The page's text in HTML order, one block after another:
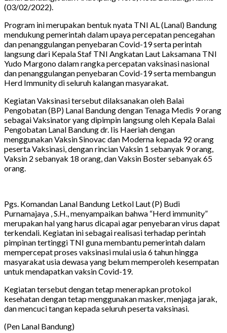
(03/02/2022).
Program ini merupakan bentuk nyata TNI AL (Lanal) Bandung
mendukung pemerintah dalam upaya percepatan pencegahan
dan penanggulangan penyebaran Covid-19 serta perintah
langsung dari Kepala Staf TNI Angkatan Laut Laksamana TNI
Yudo Margono dalam rangka percepatan vaksinasi nasional
dan penanggulangan penyebaran Covid-19 serta membangun
Herd Immunity di seluruh kalangan masyarakat.
Kegiatan Vaksinasi tersebut dilaksanakan oleh Balai
Pengobatan (BP) Lanal Bandung dengan Tenaga Medis 9 orang
sebagai Vaksinator yang dipimpin langsung oleh Kepala Balai
Pengobatan Lanal Bandung dr. Iis Haeriah dengan
menggunakan Vaksin Sinovac dan Moderna kepada 92 orang
peserta Vaksinasi, dengan rincian Vaksin 1 sebanyak 9 orang,
Vaksin 2 sebanyak 18 orang, dan Vaksin Boster sebanyak 65
orang.
Pgs. Komandan Lanal Bandung Letkol Laut (P) Budi
Purnamajaya , S.H., menyampaikan bahwa “Herd immunity”
merupakan hal yang harus dicapai agar penyebaran virus dapat
terkendali. Kegiatan ini sebagai realisasi terhadap perintah
pimpinan tertinggi TNI guna membantu pemerintah dalam
mempercepat proses vaksinasi mulai usia 6 tahun hingga
masyarakat usia dewasa yang belum memperoleh kesempatan
untuk mendapatkan vaksin Covid-19.
Kegiatan tersebut dengan tetap menerapkan protokol
kesehatan dengan tetap menggunakan masker, menjaga jarak,
dan mencuci tangan kepada seluruh peserta vaksinasi.
(Pen Lanal Bandung)